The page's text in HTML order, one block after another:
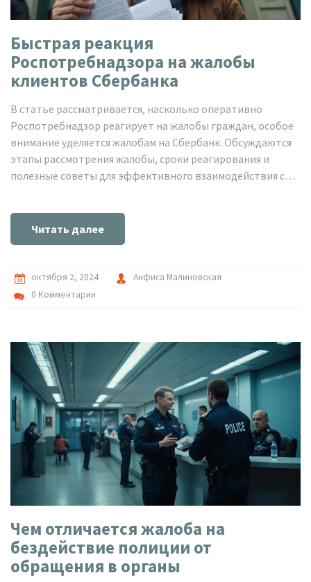
Быстрая реакция
Роспотребнадзора на жалобы
клиентов Сбербанка
В статье рассматривается, насколько оперативно
Роспотребнадзор реагирует на жалобы граждан, особое
внимание уделяется жалобам на Сбербанк. Обсуждаются
этапы рассмотрения жалобы, сроки реагирования и
полезные советы для эффективного взаимодействия с
Читать далее
октября 2, 2024
Анфиса Малиновская
0 Комментарии
Чем отличается жалоба на
бездействие полиции от
обращения в органы